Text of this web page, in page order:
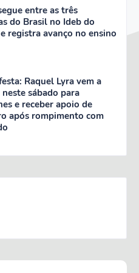
entre as três
do Brasil no Ideb do
registra avanço no ensino
Raquel Lyra vem a
sábado para
e receber apoio de
após rompimento com